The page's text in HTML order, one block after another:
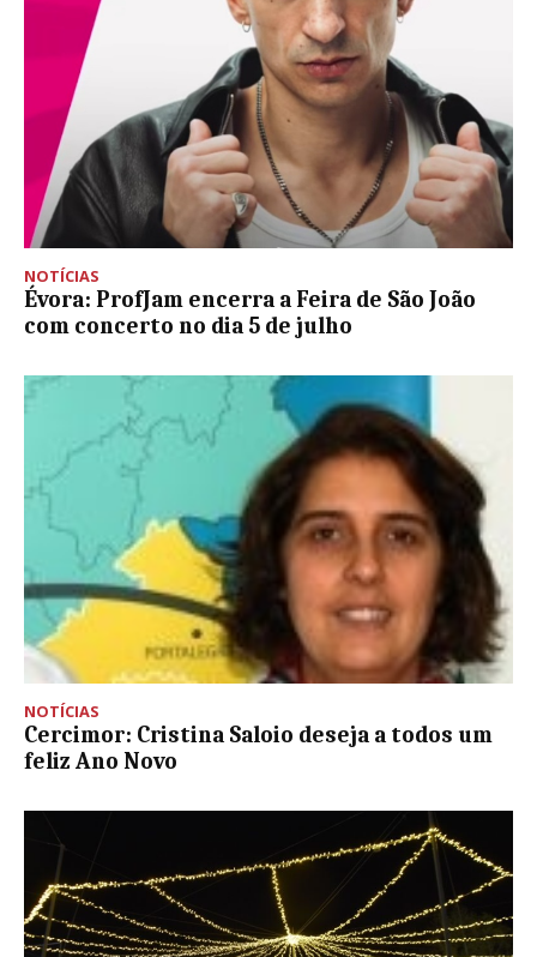
NOTÍCIAS
Évora: ProfJam encerra a Feira de São João
com concerto no dia 5 de julho
NOTÍCIAS
Cercimor: Cristina Saloio deseja a todos um
feliz Ano Novo